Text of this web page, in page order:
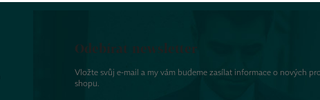
Odebírat newsletter
Vložte svůj e-mail a my vám budeme zasílat informace o nových
shopu.